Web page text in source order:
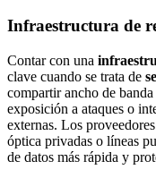
Infraestructura de
Contar con una
clave cuando se trata de
compartir ancho de
exposición a ataques o
externas. Los
óptica privadas o líneas
de datos más rápida y